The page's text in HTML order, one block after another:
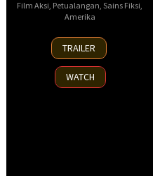
Film Aksi Petualangan Sains Fiksi
Amerika
8
Oct
2025
TRAILER
WATCH